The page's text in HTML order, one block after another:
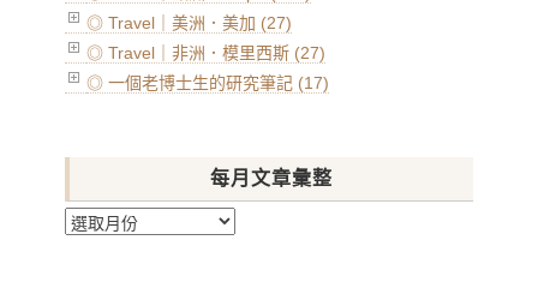
◎ Travel｜美洲．美加 (27)
◎ Travel｜非洲．模里西斯 (27)
◎ 一個老博士生的研究筆記 (17)
每月文章彙整
每